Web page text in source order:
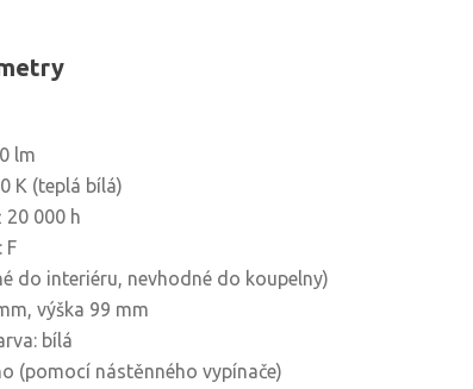
lm
K (teplá bílá)
20 000 h
F
do interiéru, nevhodné do koupelny)
výška 99 mm
bílá
(pomocí nástěnného vypínače)